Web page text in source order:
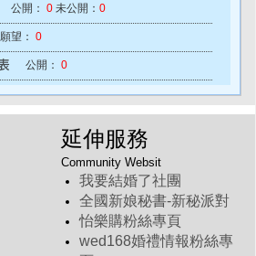
公開： 0 未公開： 0
願望： 0
公開： 0
延伸服務
Community Websit
我要結婚了社團
全國新娘秘書-新秘派對
怡樂購粉絲專頁
wed168婚禮情報粉絲專